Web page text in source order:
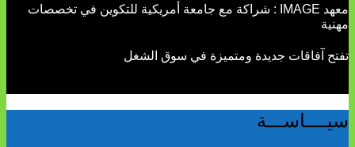
معهد IMAGE : شراكة مع جامعة أمريكية للتكوين في تخصصات
مهنية
تفتح آفاقات جديدة ومتميزة في سوق الشغل
سيــــاســـة